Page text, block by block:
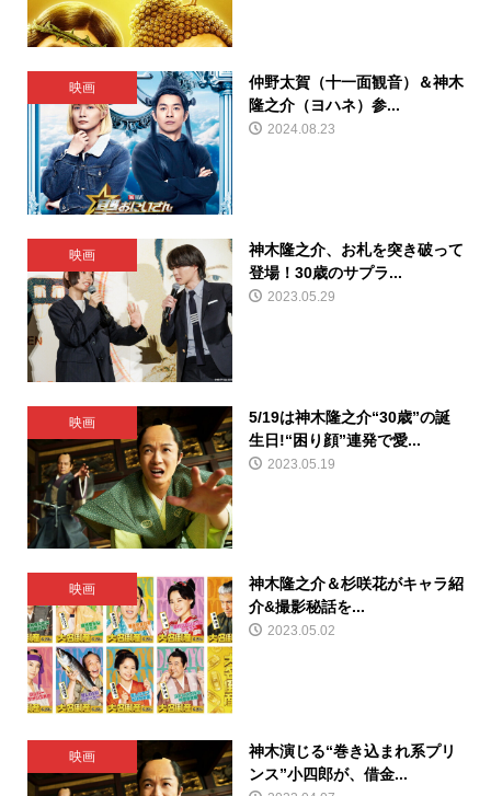
映画
仲野太賀（十一面観音）＆神木
隆之介（ヨハネ）参...
2024.08.23
映画
神木隆之介、お札を突き破って
登場！30歳のサプラ...
2023.05.29
映画
5/19は神木隆之介“30歳”の誕
生日!“困り顔”連発で愛...
2023.05.19
映画
神木隆之介＆杉咲花がキャラ紹
介&撮影秘話を...
2023.05.02
映画
神木演じる“巻き込まれ系プリ
ンス”小四郎が、借金...